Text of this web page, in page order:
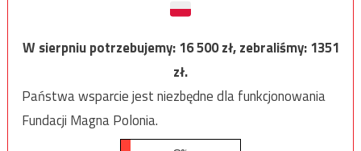
W sierpniu potrzebujemy:16 500zł, zebraliśmy:1351
zł.
Państwa wsparcie jest niezbędne dla funkcjonowania
Fundacji Magna Polonia.